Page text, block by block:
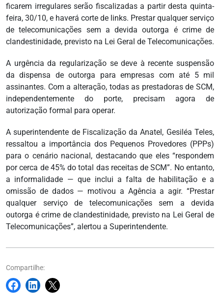
ficarem irregulares serão fiscalizadas a partir desta quinta-
feira, 30/10, e haverá corte de links. Prestar qualquer serviço
de telecomunicações sem a devida outorga é crime de
clandestinidade, previsto na Lei Geral de Telecomunicações.
A urgência da regularização se deve à recente suspensão
da dispensa de outorga para empresas com até 5 mil
assinantes. Com a alteração, todas as prestadoras de SCM,
independentemente do porte, precisam agora de
autorização formal para operar.
A superintendente de Fiscalização da Anatel, Gesiléa Teles,
ressaltou a importância dos Pequenos Provedores (PPPs)
para o cenário nacional, destacando que eles “respondem
por cerca de 45% do total das receitas de SCM”. No entanto,
a informalidade — que inclui a falta de habilitação e a
omissão de dados — motivou a Agência a agir. “Prestar
qualquer serviço de telecomunicações sem a devida
outorga é crime de clandestinidade, previsto na Lei Geral de
Telecomunicações”, alertou a Superintendente.
Compartilhe: